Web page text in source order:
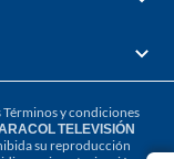
Términos y condiciones
TELEVISIÓN
su reproducción